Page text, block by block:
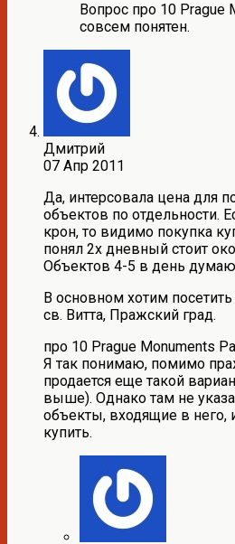
Вопрос про 10 Prague
совсем понятен.
Дмитрий
07 Апр 2011
Да, интерсовала цена для
объектов по отдельности.
крон, то видимо покупка
понял 2х дневный стоит
Объектов 4-5 в день думаю
В основном хотим
св. Витта, Пражский град.
про 10 Prague Monuments
Я так понимаю, помимо
продается еще такой
выше). Однако там не
объекты, входящие в него,
купить.